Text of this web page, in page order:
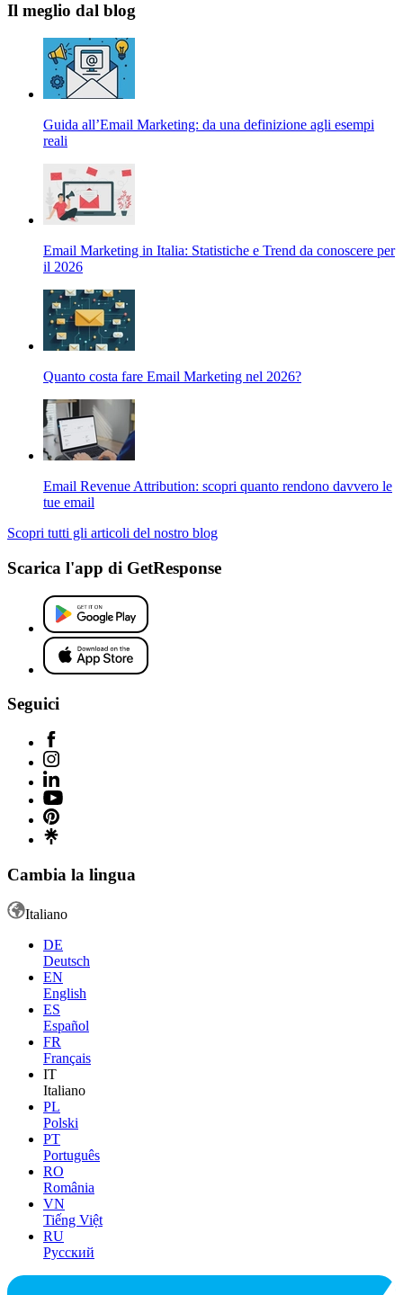
Il meglio dal blog
Guida all’Email Marketing: da una definizione agli esempi
reali
Email Marketing in Italia: Statistiche e Trend da conoscere per
il 2026
Quanto costa fare Email Marketing nel 2026?
Email Revenue Attribution: scopri quanto rendono davvero le
tue email
Scopri tutti gli articoli del nostro blog
Scarica l'app di GetResponse
Seguici
Cambia la lingua
Italiano
DE
Deutsch
EN
English
ES
Español
FR
Français
IT
Italiano
PL
Polski
PT
Português
RO
România
VN
Tiếng Việt
RU
Русский